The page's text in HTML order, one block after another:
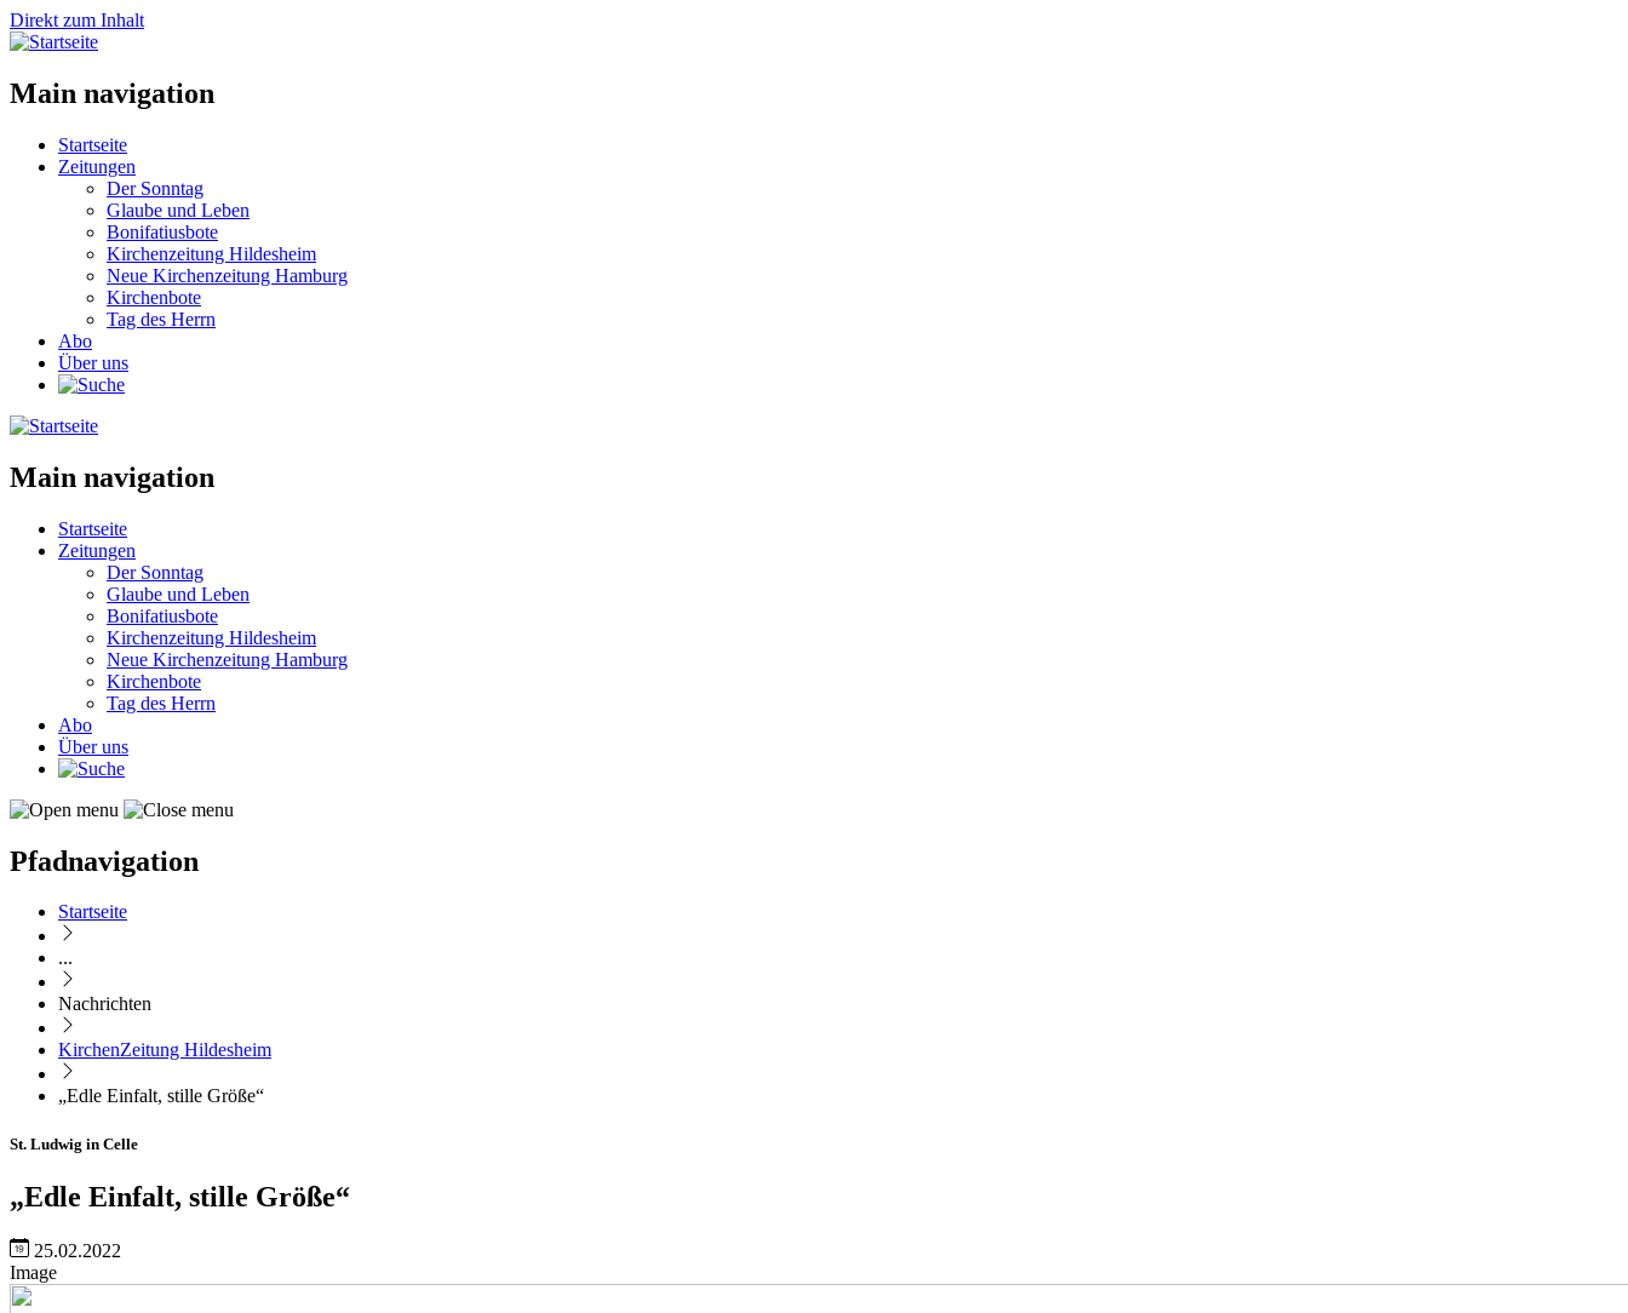
Direkt zum Inhalt
Main navigation
Startseite
Zeitungen
Der Sonntag
Glaube und Leben
Bonifatiusbote
Kirchenzeitung Hildesheim
Neue Kirchenzeitung Hamburg
Kirchenbote
Tag des Herrn
Abo
Über uns
Main navigation
Startseite
Zeitungen
Der Sonntag
Glaube und Leben
Bonifatiusbote
Kirchenzeitung Hildesheim
Neue Kirchenzeitung Hamburg
Kirchenbote
Tag des Herrn
Abo
Über uns
Pfadnavigation
Startseite
...
Nachrichten
KirchenZeitung Hildesheim
„Edle Einfalt, stille Größe“
St. Ludwig in Celle
„Edle Einfalt, stille Größe“
25.02.2022
Image